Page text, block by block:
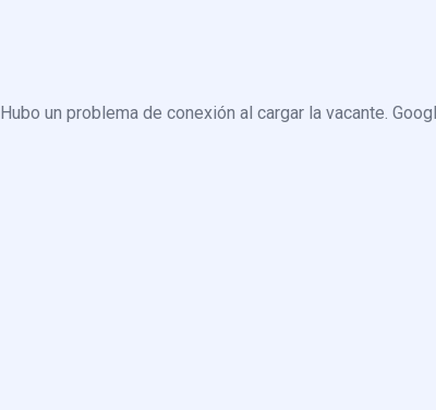
Hubo un problema de conexión al cargar la vacante.